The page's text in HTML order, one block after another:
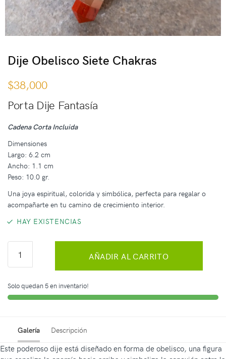
Dije Obelisco Siete Chakras
$38,000
Porta Dije Fantasía
Cadena Corta Incluida
Dimensiones
Largo: 6.2 cm
Ancho: 1.1 cm
Peso: 10.0 gr.
Una joya espiritual, colorida y simbólica, perfecta para regalar o
acompañarte en tu camino de crecimiento interior.
HAY EXISTENCIAS
AÑADIR AL CARRITO
Solo quedan 5 en inventario!
Galería Descripción
Este poderoso dije está diseñado en forma de obelisco, una figura